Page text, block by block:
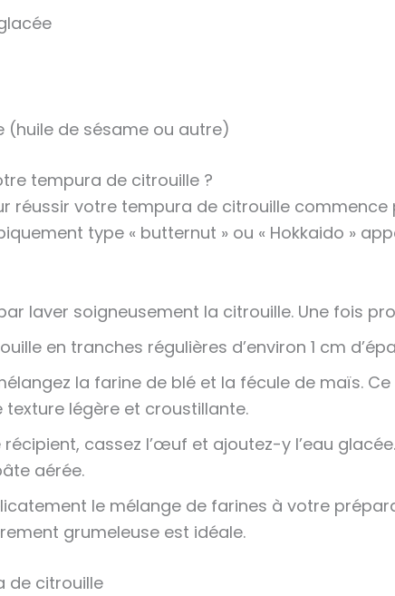
(huile de sésame ou autre)
tempura de citrouille ?
réussir votre tempura de citrouille
type « butternut » ou « Hokkaido »
laver soigneusement la citrouille. Une fois
en tranches régulières d’environ 1 cm
la farine de blé et la fécule de maïs.
légère et croustillante.
cassez l’œuf et ajoutez-y l’eau
aérée.
le mélange de farines à votre
grumeleuse est idéale.
de citrouille